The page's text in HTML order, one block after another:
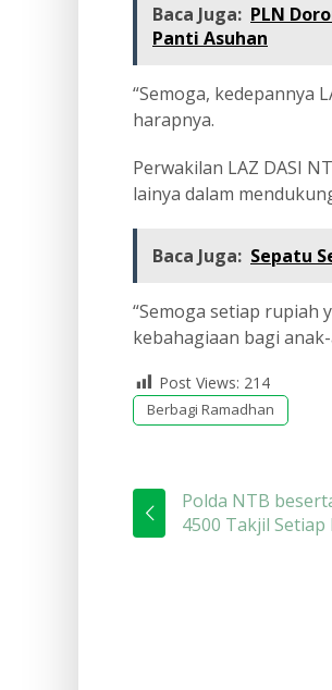
Baca Juga: PLN
Panti Asuhan
“Semoga, kedepannya
harapnya.
Perwakilan LAZ DASI
lainya dalam
Baca Juga: Sepatu
“Semoga setiap rupiah
kebahagiaan bagi
Post Views: 214
Berbagi Ramadhan
Polda NTB
4500 Takjil Setiap